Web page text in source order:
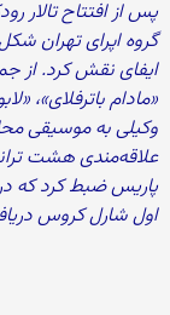
گروه اپرای تهران
ایفای نقش کرد. از
«مادام باترفلای»،
وکیلی به موسیقی
علاقه‌مندی هشت
پاریس ضبط کرد که
اول شارل کروس